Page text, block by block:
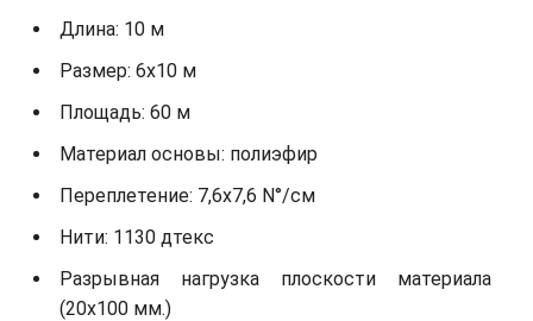
Длина: 10 м
Размер: 6х10 м
Площадь: 60 м
Материал основы: полиэфир
Переплетение: 7,6х7,6 N°/см
Нити: 1130 дтекс
Разрывная нагрузка плоскости материала
(20х100 мм.)